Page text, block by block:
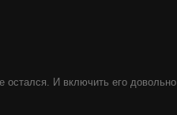
остался. И включить его довольно